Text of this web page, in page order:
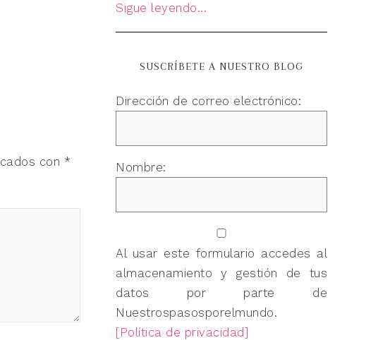
con *
Sigue leyendo...
SUSCRÍBETE A NUESTRO BLOG
Dirección de correo electrónico:
Nombre:
Al usar este formulario accedes al
almacenamiento y gestión de tus
datos por parte de
Nuestrospasosporelmundo.
[Política de privacidad]